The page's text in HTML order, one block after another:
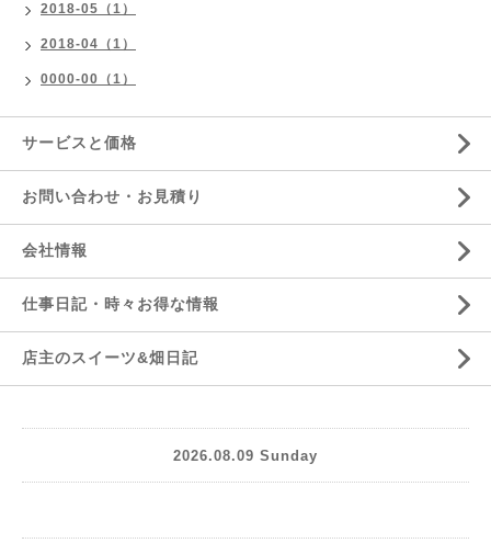
2018-05（1）
2018-04（1）
0000-00（1）
サービスと価格
お問い合わせ・お見積り
会社情報
仕事日記・時々お得な情報
店主のスイーツ&畑日記
2026.08.09 Sunday